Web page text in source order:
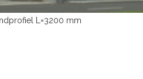
L=3200 mm